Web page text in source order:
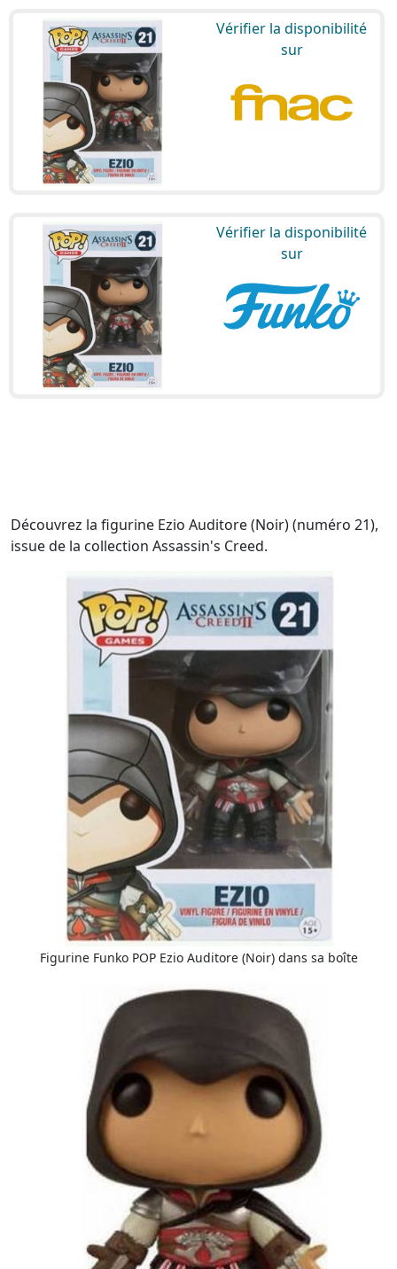
Vérifier la disponibilité
sur
Vérifier la disponibilité
sur
Découvrez la figurine Ezio Auditore (Noir) (numéro 21),
issue de la collection Assassin's Creed.
Figurine Funko POP Ezio Auditore (Noir) dans sa boîte